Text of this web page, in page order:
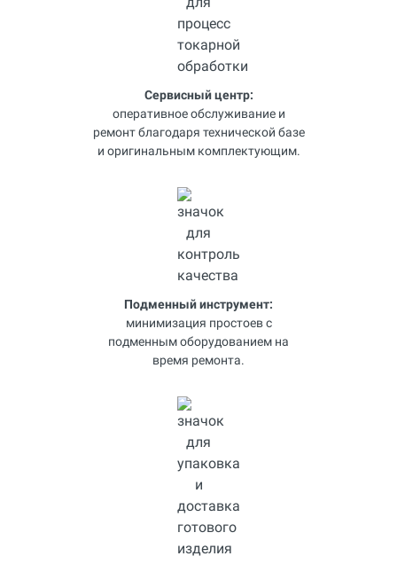
Сервисный центр:
оперативное обслуживание и
ремонт благодаря технической базе
и оригинальным комплектующим.
Подменный инструмент:
минимизация простоев с
подменным оборудованием на
время ремонта.